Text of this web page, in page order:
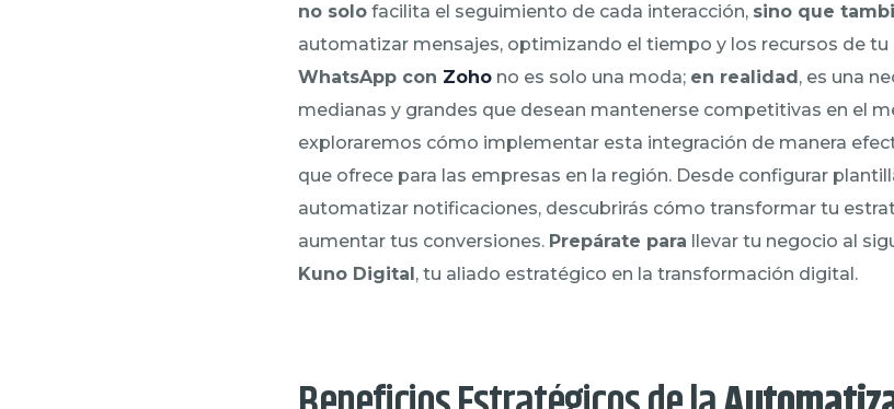
no solo facilita el seguimiento de cada interacción, sino que
automatizar mensajes, optimizando el tiempo y los recursos de tu
WhatsApp con Zoho no es solo una moda; en realidad, es una
medianas y grandes que desean mantenerse competitivas en el
exploraremos cómo implementar esta integración de manera
que ofrece para las empresas en la región. Desde configurar
automatizar notificaciones, descubrirás cómo transformar tu
aumentar tus conversiones. Prepárate para llevar tu negocio al
Kuno Digital, tu aliado estratégico en la transformación digital.